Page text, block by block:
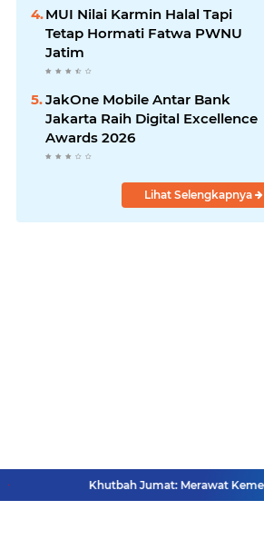
MUI Nilai Karmin Halal Tapi
Tetap Hormati Fatwa PWNU
Jatim
JakOne Mobile Antar Bank
Jakarta Raih Digital Excellence
Awards 2026
Lihat Selengkapnya
Khutbah Jumat: Merawat